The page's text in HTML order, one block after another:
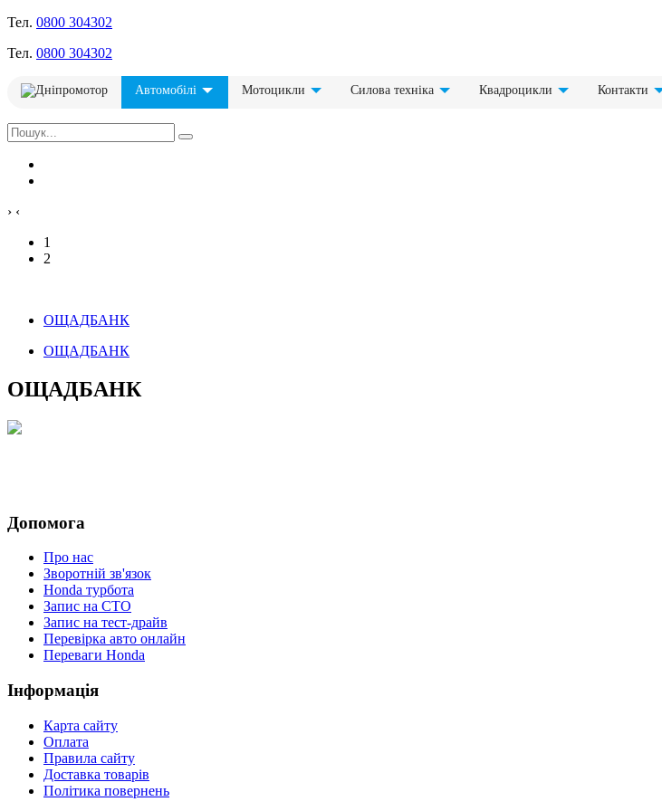
Тел. 0800 304302
Тел. 0800 304302
Автомобілі Мотоцикли Силова техніка Квадроцикли Контакти
› ‹
1
2
ОЩАДБАНК
ОЩАДБАНК
ОЩАДБАНК
Допомога
Про нас
Зворотній зв'язок
Honda турбота
Запис на СТО
Запис на тест-драйв
Перевірка авто онлайн
Переваги Honda
Iнформація
Карта сайту
Оплата
Правила сайту
Доставка товарів
Політика повернень